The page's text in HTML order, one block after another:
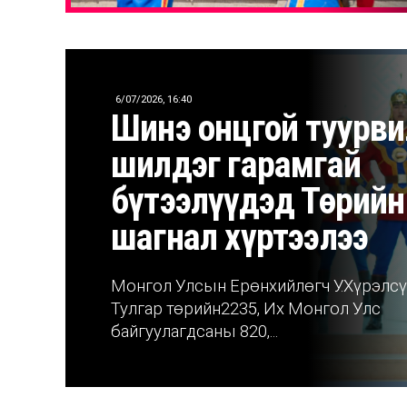
6/07/2026, 16:40
Шинэ онцгой
шилдэг гарамгай
бүтээлүүдэд Төрийн
шагнал хүртээлээ
Монгол Улсын Ерөнхийлөгч
Тулгар төрийн2235, Их Монгол Улс
байгуулагдсаны 820,...